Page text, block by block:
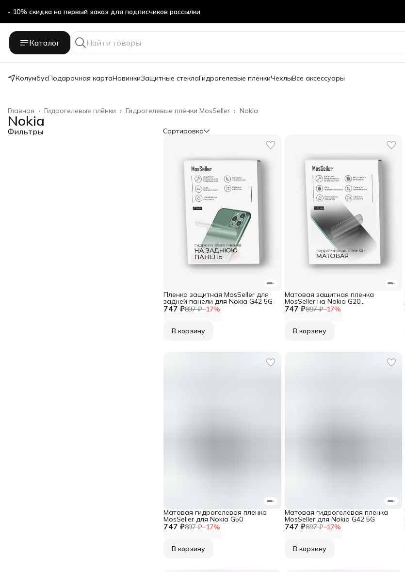
- 10% скидка на первый заказ для подписчиков рассылки
Каталог
КолумбусПодарочная картаНовинкиЗащитные стеклаГидрогелевые плёнкиЧехлыВсе аксессуары
Nokia
Гидрогелевые плёнки MosSeller ›
Гидрогелевые плёнки ›
Главная ›
Nokia
Фильтры Сортировка
747 ₽897 ₽−17%
Пленка защитная MosSeller для
задней панели для Nokia G42 5G
В корзину
747 ₽897 ₽−17%
Матовая защитная пленка
MosSeller на Nokia G20
гидрогелевая
В корзину
747 ₽897 ₽−17%
Матовая гидрогелевая пленка
MosSeller для Nokia G50
В корзину
747 ₽897 ₽−17%
Матовая гидрогелевая пленка
MosSeller для Nokia G42 5G
В корзину